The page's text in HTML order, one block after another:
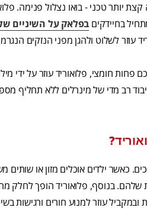
יותר טכני - בואו נצלול פנימה.
בחיידקים בפלאק על השיניים
עוזר לשלוט ולהגן מפני הנזקים
חומצי, פלואוריד עוזר על ידי
רב מדי של מינרלים ללא תחליף
כאשר ילדים אוכלים מזון או
בנוסף, פלואוריד הופך לחלק
עוזר למנוע חורים ורגישות